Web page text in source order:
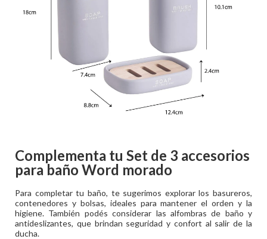
Complementa tu Set de 3 accesorios
para baño Word morado
Para completar tu baño, te sugerimos explorar los basureros,
contenedores y bolsas, ideales para mantener el orden y la
higiene. También podés considerar las alfombras de baño y
antideslizantes, que brindan seguridad y confort al salir de la
ducha.